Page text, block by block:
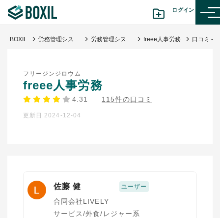
ログイン
診断から探す(β版)
BOXIL 労務管理システム比較おすすめ23選｜独自調査で導く選び方・人気サービス 労務管理システム freee人事労務
フリージンジロウム
freee人事労務
4.31 115件の口コミ
更新日 2024-12-04
佐藤 健 ユーザー
合同会社LIVELY
サービス/外食/レジャー系